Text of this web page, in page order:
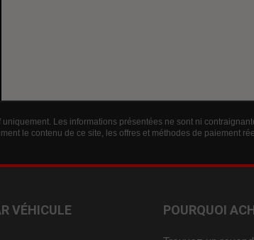
Les informations présentées ne sont ni
le contenu de ce site, les offres et méthodes de paiement
VÉHICULE POURQUOI